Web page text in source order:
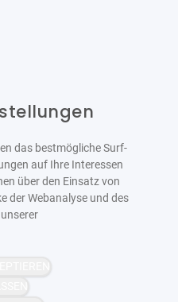
Bereitgestellt von
das bestmögliche Surf-
auf Ihre Interessen
über den Einsatz von
der Webanalyse und des